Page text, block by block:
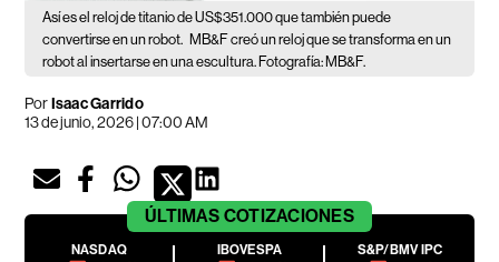
Así es el reloj de titanio de US$351.000 que también puede
convertirse en un robot. MB&F creó un reloj que se transforma en un
robot al insertarse en una escultura. Fotografía: MB&F.
PorIsaac Garrido
13 de junio, 2026 | 07:00 AM
ÚLTIMAS COTIZACIONES
NASDAQ
IBOVESPA
S&P/BMV IPC